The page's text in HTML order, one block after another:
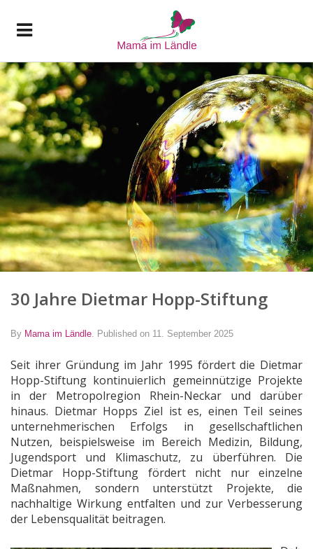
30 Jahre Dietmar Hopp-Stiftung
By Mama im Ländle Published on 11. September 2025
Seit ihrer Gründung im Jahr 1995 fördert die Dietmar
Hopp-Stiftung kontinuierlich gemeinnützige Projekte
in der Metropolregion Rhein-Neckar und darüber
hinaus. Dietmar Hopps Ziel ist es, einen Teil seines
unternehmerischen Erfolgs in gesellschaftlichen
Nutzen, beispielsweise im Bereich Medizin, Bildung,
Jugendsport und Klimaschutz, zu überführen. Die
Dietmar Hopp-Stiftung fördert nicht nur einzelne
Maßnahmen, sondern unterstützt Projekte, die
nachhaltige Wirkung entfalten und zur Verbesserung
der Lebensqualität beitragen.